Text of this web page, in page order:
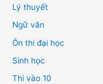
Lý thuyết
Ngữ văn
Ôn thi đại học
Sinh học
Thi vào 10